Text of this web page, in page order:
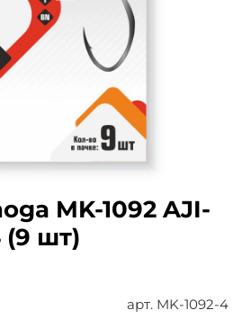
арт. MK-1092-4
MK-1092 AJI-
(9 шт)